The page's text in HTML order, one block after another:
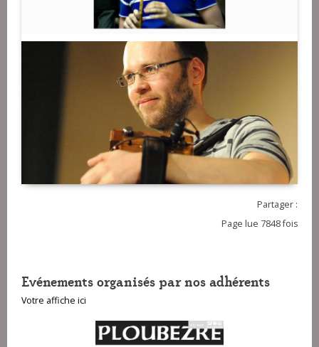
Partager :
Page lue 7848 fois
Evénements organisés par nos adhérents
Votre affiche ici